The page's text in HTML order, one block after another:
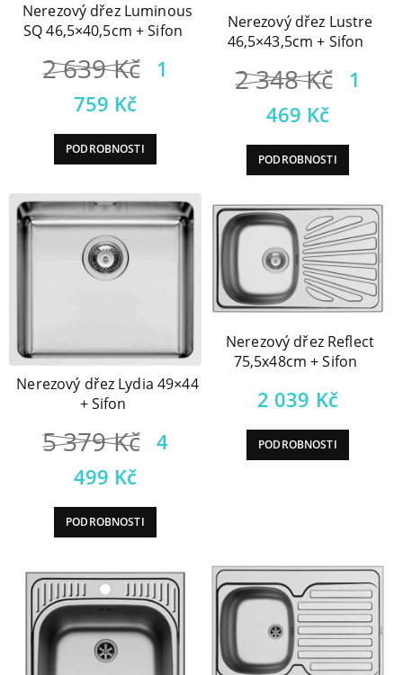
Nerezový dřez Luminous
SQ 46,5×40,5cm + Sifon
2 639Kč Původní
byla:
2
639 Kč.
1
759 KčAktuální
cena
je:
1
759 Kč.
PODROBNOSTI
Nerezový dřez Lustre
46,5×43,5cm + Sifon
2 348Kč
byla:
2
348
1
469 Kč
cena
je:
1
469
PODROBNOSTI
Nerezový dřez Lydia 49×44
+ Sifon
5 379Kč Původní
byla:
5
379 Kč.
4
499 KčAktuální
cena
je:
4
499 Kč.
PODROBNOSTI
Nerezový dřez Reflect
75,5x48cm + Sifon
2 039 Kč
PODROBNOSTI